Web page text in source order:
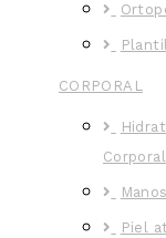
CORPORAL
Corporal
Manos
Piel